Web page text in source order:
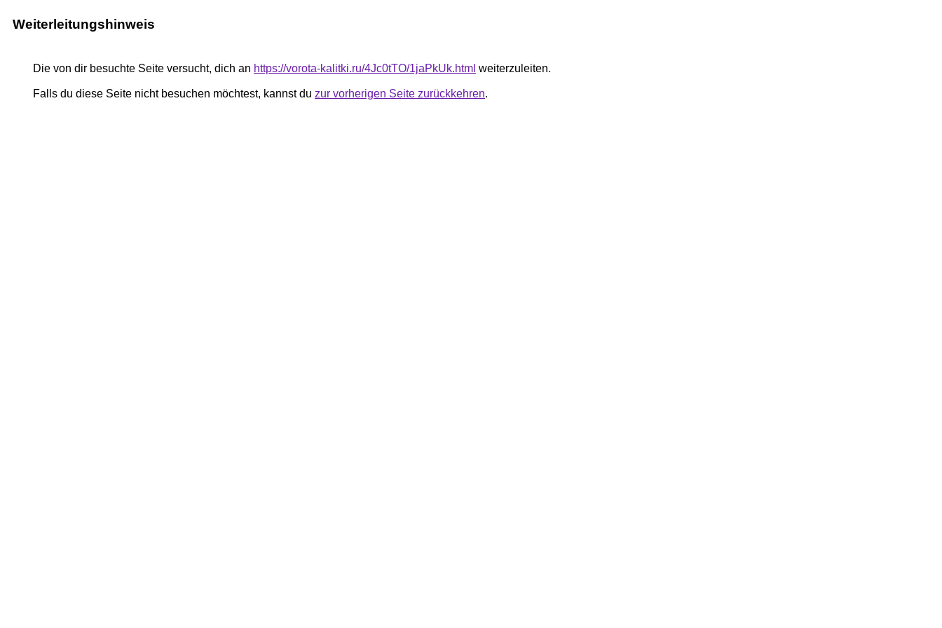
Weiterleitungshinweis
Die von dir besuchte Seite versucht, dich an https://vorota-kalitki.ru/4Jc0tTO/1jaPkUk.html weiterzuleiten.
Falls du diese Seite nicht besuchen möchtest, kannst du zur vorherigen Seite zurückkehren.